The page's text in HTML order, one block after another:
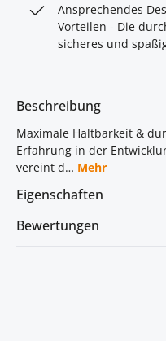
Ansprechendes
Vorteilen - Die
sicheres und
Beschreibung
Maximale Haltbarkeit &
Erfahrung in der
vereint d… Mehr
Eigenschaften
Bewertungen